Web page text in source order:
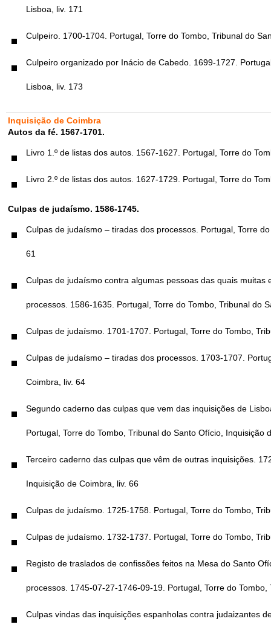
Lisboa, liv. 171
Culpeiro. 1700-1704. Portugal, Torre do Tombo, Tribunal do
Culpeiro organizado por Inácio de Cabedo. 1699-1727.
Lisboa, liv. 173
Inquisição de Coimbra
Autos da fé. 1567-1701.
Livro 1.º de listas dos autos. 1567-1627. Portugal, Torre do
Livro 2.º de listas dos autos. 1627-1729. Portugal, Torre do
Culpas de judaísmo. 1586-1745.
Culpas de judaísmo – tiradas dos processos. Portugal, Torre
61
Culpas de judaísmo contra algumas pessoas das quais
processos. 1586-1635. Portugal, Torre do Tombo, Tribunal do
Culpas de judaísmo. 1701-1707. Portugal, Torre do Tombo,
Culpas de judaísmo – tiradas dos processos. 1703-1707.
Coimbra, liv. 64
Segundo caderno das culpas que vem das inquisições de
Portugal, Torre do Tombo, Tribunal do Santo Ofício, Inquisição
Terceiro caderno das culpas que vêm de outras inquisições.
Inquisição de Coimbra, liv. 66
Culpas de judaísmo. 1725-1758. Portugal, Torre do Tombo,
Culpas de judaísmo. 1732-1737. Portugal, Torre do Tombo,
Registo de traslados de confissões feitos na Mesa do Santo
processos. 1745-07-27-1746-09-19. Portugal, Torre do
Culpas vindas das inquisições espanholas contra judaizantes